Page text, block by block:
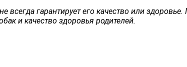
всегда гарантирует его качество или
и качество здоровья родителей.